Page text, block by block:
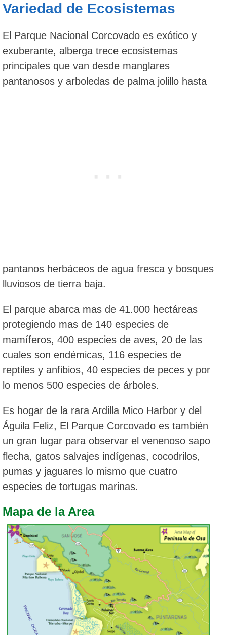
Variedad de Ecosistemas
El Parque Nacional Corcovado es exótico y
exuberante, alberga trece ecosistemas
principales que van desde manglares
pantanosos y arboledas de palma jolillo hasta
pantanos herbáceos de agua fresca y bosques
lluviosos de tierra baja.
El parque abarca mas de 41.000 hectáreas
protegiendo mas de 140 especies de
mamíferos, 400 especies de aves, 20 de las
cuales son endémicas, 116 especies de
reptiles y anfibios, 40 especies de peces y por
lo menos 500 especies de árboles.
Es hogar de la rara Ardilla Mico Harbor y del
Águila Feliz, El Parque Corcovado es también
un gran lugar para observar el venenoso sapo
flecha, gatos salvajes indígenas, cocodrilos,
pumas y jaguares lo mismo que cuatro
especies de tortugas marinas.
Mapa de la Area